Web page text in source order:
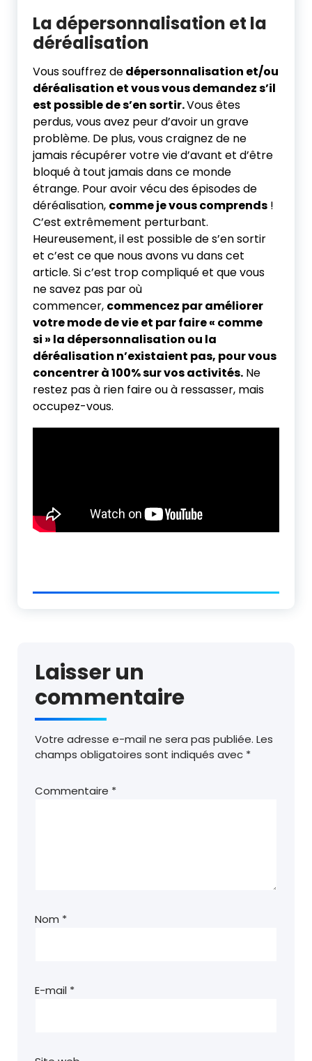
La dépersonnalisation et la
déréalisation
Vous souffrez dedépersonnalisation et/ou
déréalisation et vous vous demandez s’il
est possible de s’en sortir.Vous êtes
perdus, vous avez peur d’avoir un grave
problème. De plus, vous craignez de ne
jamais récupérer votre vie d’avant et d’être
bloqué à tout jamais dans ce monde
étrange. Pour avoir vécu des épisodes de
déréalisation, comme je vous comprends !
C’est extrêmement perturbant.
Heureusement, il est possible de s’en sortir
et c’est ce que nous avons vu dans cet
article. Si c’est trop compliqué et que vous
ne savez pas par où
commencer, commencez par améliorer
votre mode de vie et par faire « comme
si » la dépersonnalisation ou la
déréalisation n’existaient pas, pour vous
concentrer à 100% sur vos activités. Ne
restez pas à rien faire ou à ressasser, mais
occupez-vous.
Laisser un
commentaire
Votre adresse e-mail ne sera pas publiée. Les
champs obligatoires sont indiqués avec *
Commentaire *
Nom *
E-mail *